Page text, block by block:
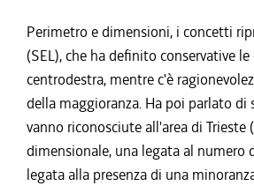
Perimetro e dimensioni, i concetti
(SEL), che ha definito conservative
centrodestra, mentre c'è
della maggioranza. Ha poi parlato di
vanno riconosciute all'area di Trieste
dimensionale, una legata al numero
legata alla presenza di una